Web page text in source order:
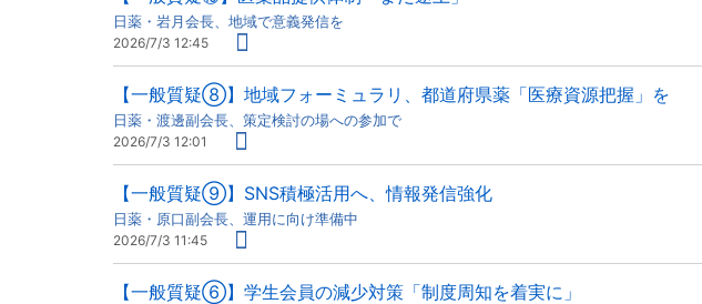
日薬・岩月会長、地域で意義発信を
2026/7/3 12:45
【一般質疑⑧】地域フォーミュラリ、都道府県薬「医療資源把握」を
日薬・渡邊副会長、策定検討の場への参加で
2026/7/3 12:01
【一般質疑⑨】SNS積極活用へ、情報発信強化
日薬・原口副会長、運用に向け準備中
2026/7/3 11:45
【一般質疑⑥】学生会員の減少対策「制度周知を着実に」